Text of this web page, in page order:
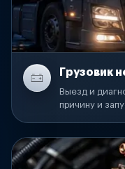
Грузовик
Выезд и
причину и